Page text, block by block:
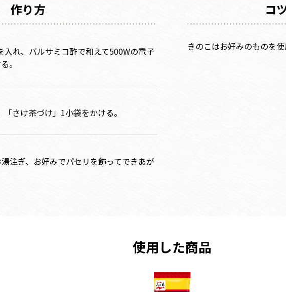
作り方
入れ、バルサミコ酢で和えて500Wの電子
。
さけ茶づけ」1小袋をかける。
注ぎ、お好みでパセリを飾ってできあが
コ
きのこはお好みのものを使
使用した商品